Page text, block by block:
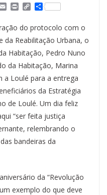
E
m
a
i
l
P
n
t
C
o
y
L
i
n
k
S
h
r
e
do protocolo com o
da Reabilitação Urbana, o
Habitação, Pedro Nuno
da Habitação, Marina
a Loulé para a entrega
da Estratégia
de Loulé. Um dia feliz
“ser feita justiça
relembrando o
bandeiras da
da “Revolução
exemplo do que deve